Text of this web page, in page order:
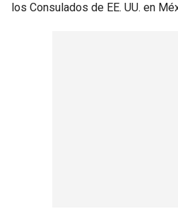
los Consulados de EE. UU. en